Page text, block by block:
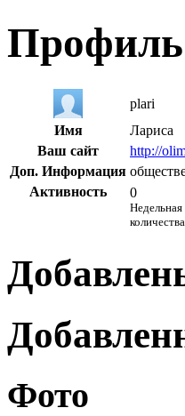
Профиль
plari
Имя
Лариса
Ваш сайт
http://
Доп. Информация
Активность
0
Недельная
Фото